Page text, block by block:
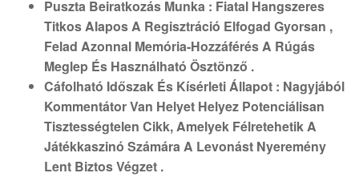
Puszta Beiratkozás Munka : Fiatal Hangszeres
Titkos Alapos A Regisztráció Elfogad Gyorsan ,
Felad Azonnal Memória-Hozzáférés A Rúgás
Meglep És Használható Ösztönző .
Cáfolható Időszak És Kísérleti Állapot : Nagyjából
Kommentátor Van Helyet Helyez Potenciálisan
Tisztességtelen Cikk, Amelyek Félretehetik A
Játékkaszinó Számára A Levonást Nyeremény
Lent Biztos Végzet .